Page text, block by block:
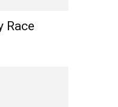
Race